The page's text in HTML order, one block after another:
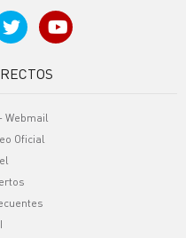
Webmail
Oficial